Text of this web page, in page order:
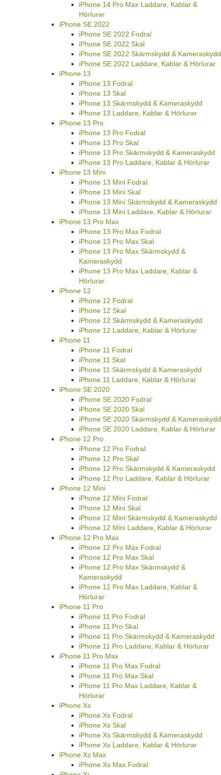
iPhone 14 Pro Max Laddare, Kablar &
Hörlurar
iPhone SE 2022
iPhone SE 2022 Fodral
iPhone SE 2022 Skal
iPhone SE 2022 Skärmskydd & Kameraskydd
iPhone SE 2022 Laddare, Kablar & Hörlurar
iPhone 13
iPhone 13 Fodral
iPhone 13 Skal
iPhone 13 Skärmskydd & Kameraskydd
iPhone 13 Laddare, Kablar & Hörlurar
iPhone 13 Pro
iPhone 13 Pro Fodral
iPhone 13 Pro Skal
iPhone 13 Pro Skärmskydd & Kameraskydd
iPhone 13 Pro Laddare, Kablar & Hörlurar
iPhone 13 Mini
iPhone 13 Mini Fodral
iPhone 13 Mini Skal
iPhone 13 Mini Skärmskydd & Kameraskydd
iPhone 13 Mini Laddare, Kablar & Hörlurar
iPhone 13 Pro Max
iPhone 13 Pro Max Fodral
iPhone 13 Pro Max Skal
iPhone 13 Pro Max Skärmskydd &
Kameraskydd
iPhone 13 Pro Max Laddare, Kablar &
Hörlurar
iPhone 12
iPhone 12 Fodral
iPhone 12 Skal
iPhone 12 Skärmskydd & Kameraskydd
iPhone 12 Laddare, Kablar & Hörlurar
iPhone 11
iPhone 11 Fodral
iPhone 11 Skal
iPhone 11 Skärmskydd & Kameraskydd
iPhone 11 Laddare, Kablar & Hörlurar
iPhone SE 2020
iPhone SE 2020 Fodral
iPhone SE 2020 Skal
iPhone SE 2020 Skärmskydd & Kameraskydd
iPhone SE 2020 Laddare, Kablar & Hörlurar
iPhone 12 Pro
iPhone 12 Pro Fodral
iPhone 12 Pro Skal
iPhone 12 Pro Skärmskydd & Kameraskydd
iPhone 12 Pro Laddare, Kablar & Hörlurar
iPhone 12 Mini
iPhone 12 Mini Fodral
iPhone 12 Mini Skal
iPhone 12 Mini Skärmskydd & Kameraskydd
iPhone 12 Mini Laddare, Kablar & Hörlurar
iPhone 12 Pro Max
iPhone 12 Pro Max Fodral
iPhone 12 Pro Max Skal
iPhone 12 Pro Max Skärmskydd &
Kameraskydd
iPhone 12 Pro Max Laddare, Kablar &
Hörlurar
iPhone 11 Pro
iPhone 11 Pro Fodral
iPhone 11 Pro Skal
iPhone 11 Pro Skärmskydd & Kameraskydd
iPhone 11 Pro Laddare, Kablar & Hörlurar
iPhone 11 Pro Max
iPhone 11 Pro Max Fodral
iPhone 11 Pro Max Skal
iPhone 11 Pro Max Laddare, Kablar &
Hörlurar
iPhone Xs
iPhone Xs Fodral
iPhone Xs Skal
iPhone Xs Skärmskydd & Kameraskydd
iPhone Xs Laddare, Kablar & Hörlurar
iPhone Xs Max
iPhone Xs Max Fodral